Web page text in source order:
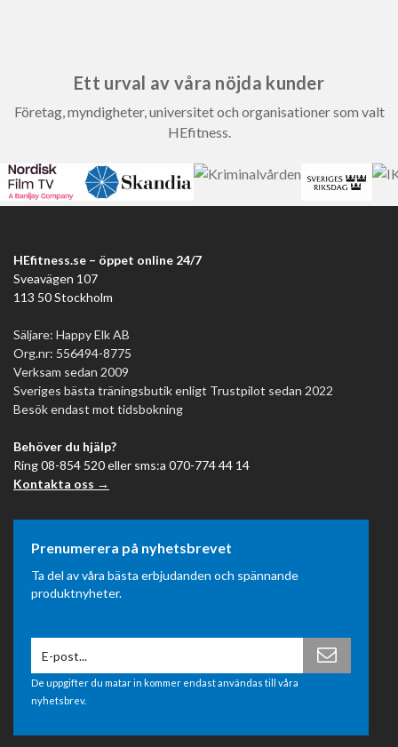
Ett urval av våra nöjda kunder
Företag, myndigheter, universitet och organisationer som valt
HEfitness.
HEfitness.se – öppet online 24/7
Sveavägen 107
113 50 Stockholm
Säljare: Happy Elk AB
Org.nr: 556494-8775
Verksam sedan 2009
Sveriges bästa träningsbutik enligt Trustpilot sedan 2022
Besök endast mot tidsbokning
Behöver du hjälp?
Ring 08-854 520 eller sms:a 070-774 44 14
Kontakta oss →
Prenumerera på nyhetsbrevet
Ta del av våra bästa erbjudanden och spännande
produktnyheter.
De uppgifter du matar in kommer endast användas till våra
nyhetsbrev.